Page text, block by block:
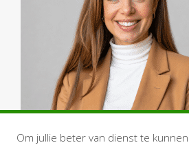
Om jullie beter van dienst te